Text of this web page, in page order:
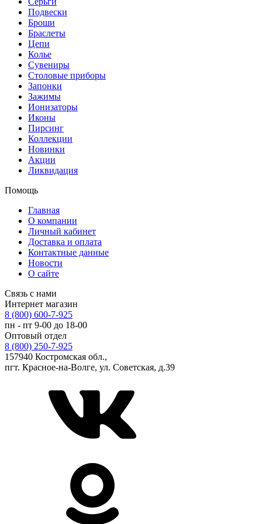
Подвески
Броши
Браслеты
Цепи
Колье
Сувениры
Столовые приборы
Запонки
Зажимы
Ионизаторы
Иконы
Пирсинг
Коллекции
Новинки
Акции
Ликвидация
Помощь
Главная
О компании
Личный кабинет
Доставка и оплата
Контактные данные
Новости
О сайте
Связь с нами
Интернет магазин
8 (800) 600-7-925
пн - пт 9-00 до 18-00
Оптовый отдел
8 (800) 250-7-925
157940 Костромская обл.,
пгт. Красное-на-Волге, ул. Советская, д.39